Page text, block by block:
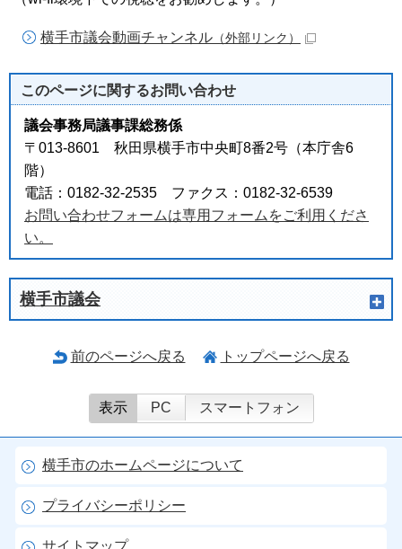
横手市議会動画チャンネル （外部リンク）
このページに関するお問い合わせ
議会事務局議事課総務係
〒013-8601 秋田県横手市中央町8番2号（本庁舎6
階）
電話：0182-32-2535 ファクス：0182-32-6539
お問い合わせフォームは専用フォームをご利用くださ
い。
横手市議会
前のページへ戻る トップページへ戻る
表示 PC スマートフォン
横手市のホームページについて
プライバシーポリシー
サイトマップ